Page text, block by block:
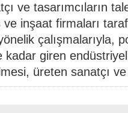
ve tasarımcıların
inşaat firmaları
çalışmalarıyla,
giren
üreten sanatçı